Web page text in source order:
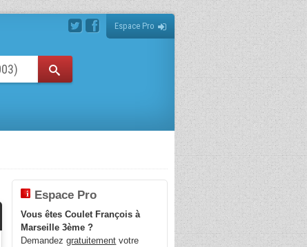
Espace Pro
Espace Pro
Vous êtes Coulet François à
Marseille 3ème ?
Demandezgratuitement votre